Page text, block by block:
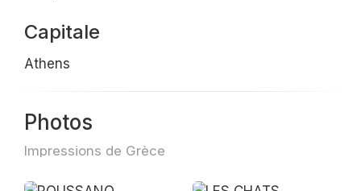
Capitale
Athens
Photos
Impressions de Grèce